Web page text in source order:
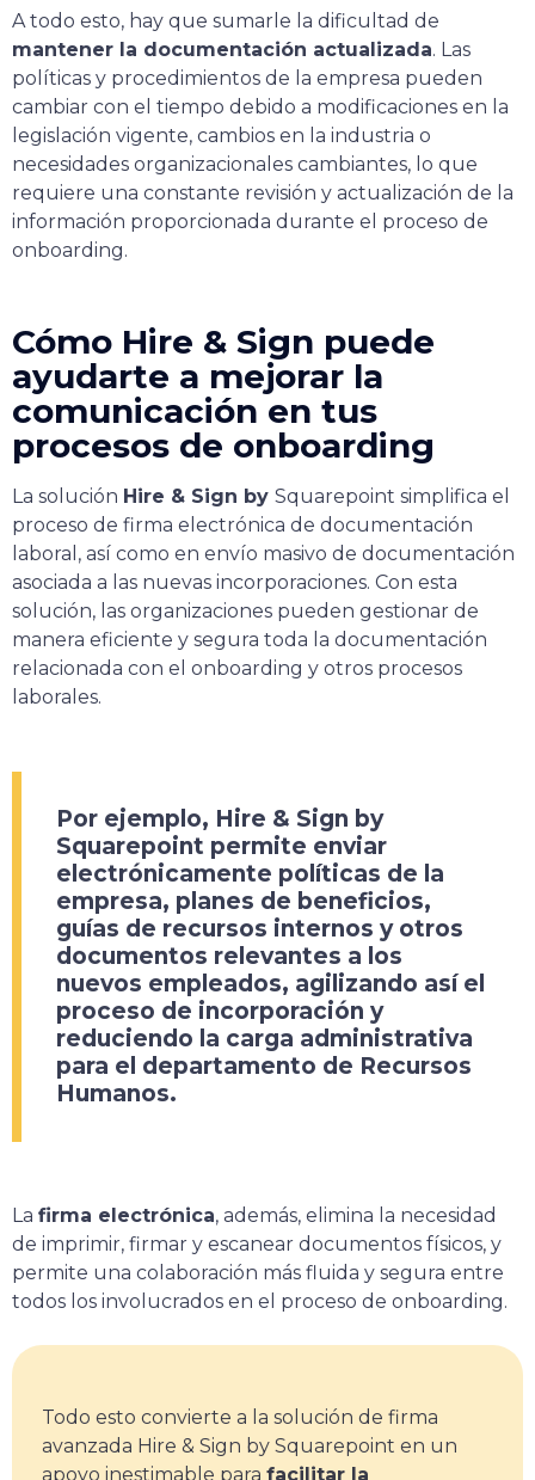
A todo esto, hay que sumarle la dificultad de
mantener la documentación actualizada. Las
políticas y procedimientos de la empresa pueden
cambiar con el tiempo debido a modificaciones en la
legislación vigente, cambios en la industria o
necesidades organizacionales cambiantes, lo que
requiere una constante revisión y actualización de la
información proporcionada durante el proceso de
onboarding.
Cómo Hire & Sign puede
ayudarte a mejorar la
comunicación en tus
procesos de onboarding
La solución Hire & Sign by Squarepoint simplifica el
proceso de firma electrónica de documentación
laboral, así como en envío masivo de documentación
asociada a las nuevas incorporaciones. Con esta
solución, las organizaciones pueden gestionar de
manera eficiente y segura toda la documentación
relacionada con el onboarding y otros procesos
laborales.
Por ejemplo, Hire & Sign by
Squarepoint permite enviar
electrónicamente políticas de la
empresa, planes de beneficios,
guías de recursos internos y otros
documentos relevantes a los
nuevos empleados, agilizando así el
proceso de incorporación y
reduciendo la carga administrativa
para el departamento de Recursos
Humanos.
La firma electrónica, además, elimina la necesidad
de imprimir, firmar y escanear documentos físicos, y
permite una colaboración más fluida y segura entre
todos los involucrados en el proceso de onboarding.
Todo esto convierte a la solución de firma
avanzada Hire & Sign by Squarepoint en un
apoyo inestimable para facilitar la